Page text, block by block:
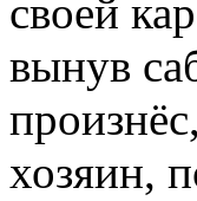
своей
вынув
хозяин,